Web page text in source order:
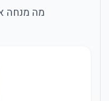
מה מנחה